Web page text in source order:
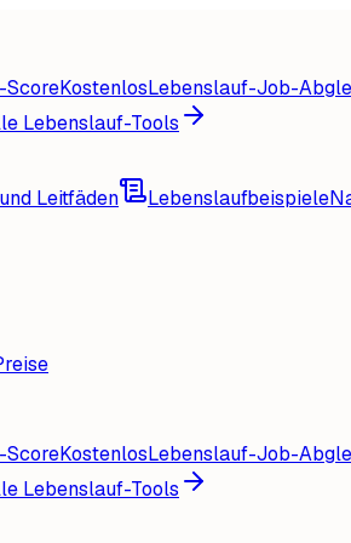
ScoreKostenlosLebenslauf-Job-
Lebenslauf-Tools
Leitfäden Lebenslaufbeispiele
ScoreKostenlosLebenslauf-Job-
Lebenslauf-Tools